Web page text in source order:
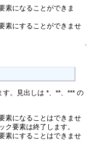
素になることができま
素にすることができませ
↑
。見出しは *、**、*** の
素になることはできませ
ク要素は終了します。
素にすることはできませ